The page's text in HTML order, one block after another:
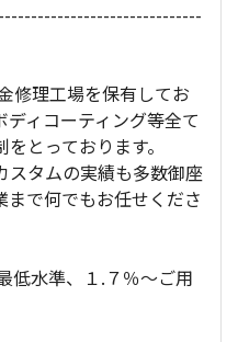
修理工場を保有してお
ィコーティング等全て
とっております。
スタムの実績も多数御座
まで何でもお任せくださ
低水準、１.７％～ご用